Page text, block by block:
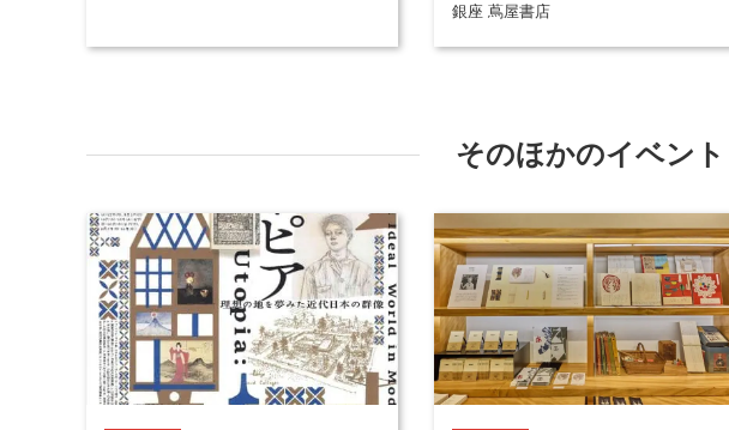
銀座 蔦屋書店
そのほかのイベント